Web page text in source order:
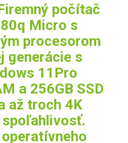
počítač
Micro s
procesorom
generácie s
11Pro
a 256GB SSD
až troch 4K